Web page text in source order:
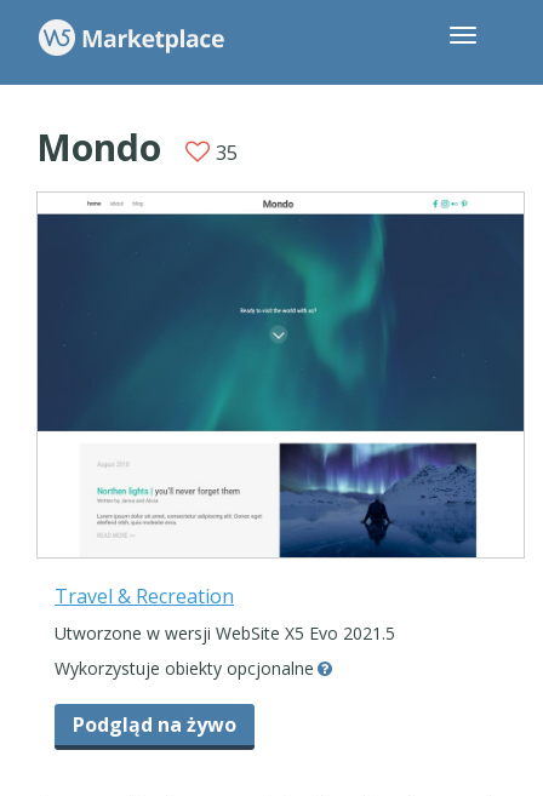
Mondo 35
Travel & Recreation
Utworzone w wersji WebSite X5 Evo 2021.5
Wykorzystuje obiekty opcjonalne
Podgląd na żywo